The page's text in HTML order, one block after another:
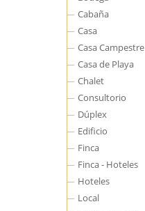
Cabaña
Casa
Casa Campestre
Casa de Playa
Chalet
Consultorio
Dúplex
Edificio
Finca
Finca - Hoteles
Hoteles
Local